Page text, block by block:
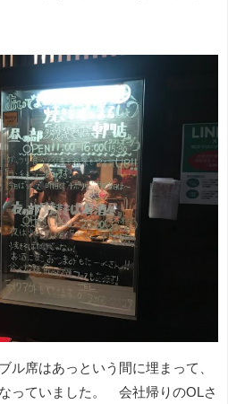
席はあっという間に埋まって、
っていました。 会社帰りのOLさ